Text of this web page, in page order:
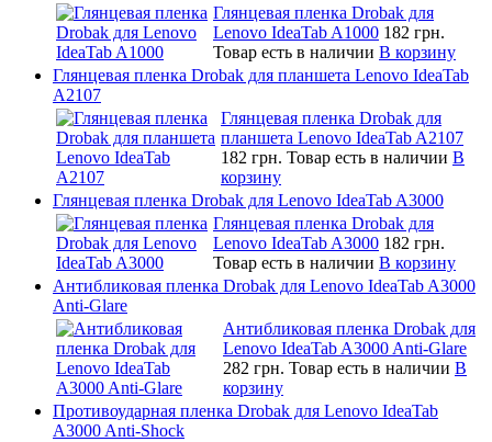
Глянцевая пленка Drobak для
Lenovo IdeaTab A1000 182 грн.
Товар есть в наличии В корзину
Глянцевая пленка Drobak для планшета Lenovo IdeaTab
A2107
Глянцевая пленка Drobak для
планшета Lenovo IdeaTab A2107
182 грн. Товар есть в наличии В
корзину
Глянцевая пленка Drobak для Lenovo IdeaTab A3000
Глянцевая пленка Drobak для
Lenovo IdeaTab A3000 182 грн.
Товар есть в наличии В корзину
Антибликовая пленка Drobak для Lenovo IdeaTab A3000
Anti-Glare
Антибликовая пленка Drobak для
Lenovo IdeaTab A3000 Anti-Glare
282 грн. Товар есть в наличии В
корзину
Противоударная пленка Drobak для Lenovo IdeaTab
A3000 Anti-Shock